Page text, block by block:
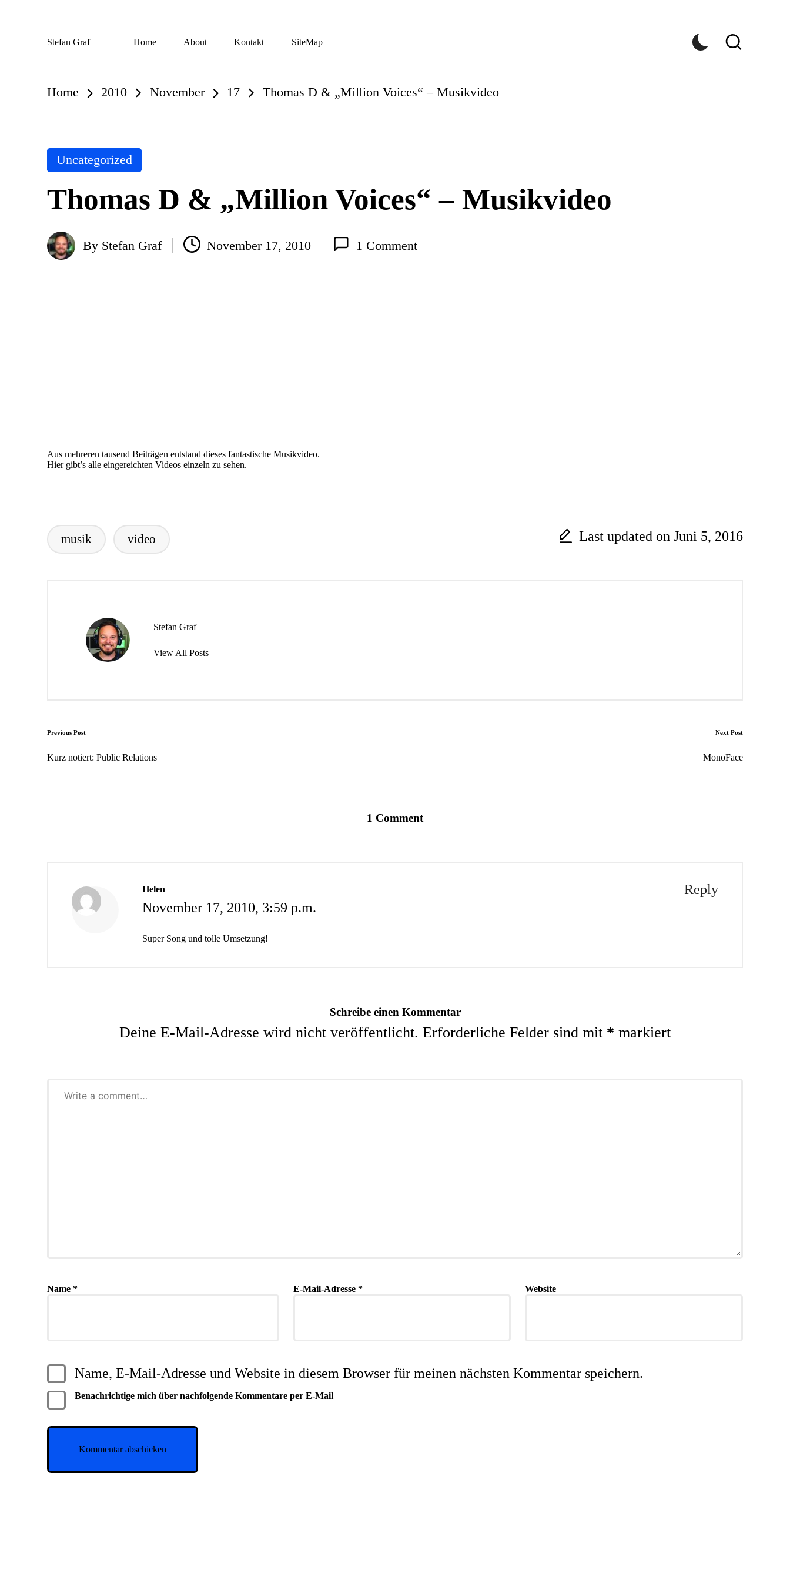
Stefan Graf Home About Kontakt SiteMap
Home 2010 November 17 Thomas D & „Million Voices“ – Musikvideo
Posted
in
Uncategorized
Thomas D & „Million Voices“ – Musikvideo
Posted
By Stefan Graf November 17, 2010 1 Comment
Aus mehreren tausend Beiträgen entstand dieses fantastische Musikvideo.
Hier gibt’s alle eingereichten Videos einzeln zu sehen.
Tags:musik video Last updated on Juni 5, 2016
Stefan Graf
View All Posts
Post
navigation
Previous Post
Kurz notiert: Public Relations
Next Post
MonoFace
1 Comment
Helen
Reply
November 17, 2010, 3:59 p.m.
Super Song und tolle Umsetzung!
Schreibe einen Kommentar
Deine E-Mail-Adresse wird nicht veröffentlicht. Erforderliche Felder sind mit * markiert
Name * E-Mail-Adresse * Website
Name, E-Mail-Adresse und Website in diesem Browser für meinen nächsten Kommentar speichern.
Benachrichtige mich über nachfolgende Kommentare per E-Mail